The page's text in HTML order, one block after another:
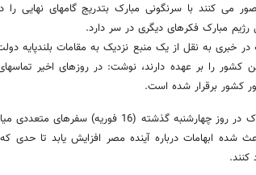
می کنند با سرنگونی مبارک بتدریج گامهای نهایی را
مبارک فکرهای دیگری در سر دارد.
روز 18 فوریه گذشته در خبری به نقل از یک منبع نزدیک به مقامات
را بر عهده دارند، نوشت: در روزهای اخیر
کشور برقرار شده است.
بر این اساس، کادر معاونان و نزدیکان مبارک در روز چهارشنبه گذشته
شده ابهامات درباره آینده مصر افزایش یابد تا حدی
کنند.